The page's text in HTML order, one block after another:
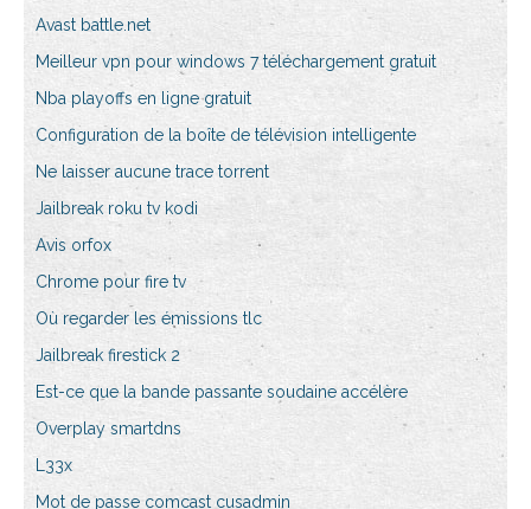
Avast battle.net
Meilleur vpn pour windows 7 téléchargement gratuit
Nba playoffs en ligne gratuit
Configuration de la boîte de télévision intelligente
Ne laisser aucune trace torrent
Jailbreak roku tv kodi
Avis orfox
Chrome pour fire tv
Où regarder les émissions tlc
Jailbreak firestick 2
Est-ce que la bande passante soudaine accélère
Overplay smartdns
L33x
Mot de passe comcast cusadmin